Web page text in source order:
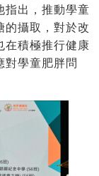
指出，推動學童
的攝取，對於改
在積極推行健康
對學童肥胖問